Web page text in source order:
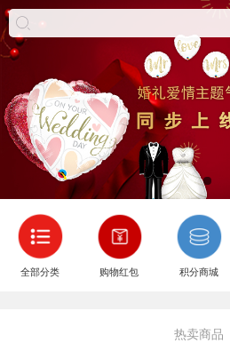
全部分类 购物红包 积分商城
热卖商品